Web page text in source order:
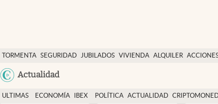
TORMENTA SEGURIDAD JUBILADOS VIVIENDA ALQUILER
Actualidad
Economía y finanzas
Política
Actualidad
ULTIMAS
ECONOMÍA
IBEX
POLÍTICA ACTUALIDAD